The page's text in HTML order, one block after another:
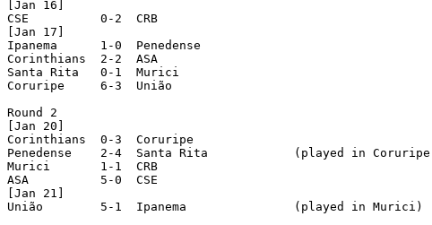
[Jan 16]
CSE	     0-2  CRB
[Jan 17]
Ipanema	     1-0  Penedense
Corinthians  2-2  ASA
Santa Rita   0-1  Murici
Coruripe     6-3  União
Round 2
[Jan 20]
Corinthians  0-3  Coruripe
Penedense    2-4  Santa Rita		(played in Coruripe)
Murici	     1-1  CRB
ASA	     5-0  CSE
[Jan 21]
União	     5-1  Ipanema		(played in Murici)